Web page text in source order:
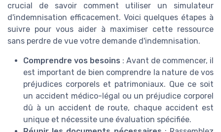
crucial de savoir comment utiliser un simulateur
d'indemnisation efficacement. Voici quelques étapes à
suivre pour vous aider à maximiser cette ressource
sans perdre de vue votre demande d'indemnisation.
Comprendre vos besoins : Avant de commencer, il
est important de bien comprendre la nature de vos
préjudices corporels et patrimoniaux. Que ce soit
un accident médico-légal ou un préjudice corporel
dû à un accident de route, chaque accident est
unique et nécessite une évaluation spécifiée.